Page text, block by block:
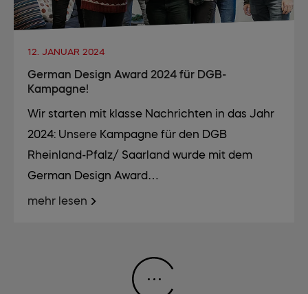
12. JANUAR 2024
German Design Award 2024 für DGB-
Kampagne!
Wir starten mit klasse Nachrichten in das Jahr
2024: Unsere Kampagne für den DGB
Rheinland-Pfalz/ Saarland wurde mit dem
German Design Award…
mehr lesen